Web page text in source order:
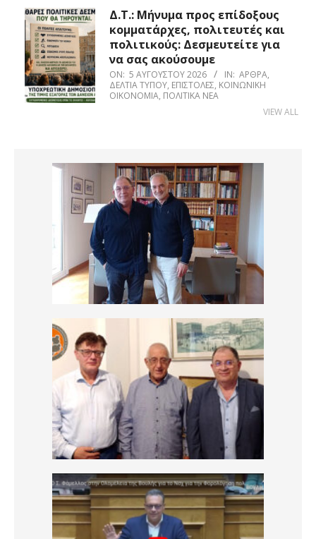
Δ.Τ.: Μήνυμα προς επίδοξους
κομματάρχες, πολιτευτές και
πολιτικούς: Δεσμευτείτε για
να σας ακούσουμε
ON: 5 ΑΥΓΟΎΣΤΟΥ 2026 IN: ΆΡΘΡΑ,
ΔΕΛΤΊΑ ΤΎΠΟΥ, ΕΠΙΣΤΟΛΈΣ, ΚΟΙΝΩΝΙΚΉ
ΟΙΚΟΝΟΜΊΑ, ΠΟΛΙΤΙΚΆ ΝΈΑ
VIEW ALL